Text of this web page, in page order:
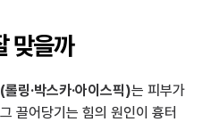
맞을까
링·박스카·아이스픽)는 피부가
끌어당기는 힘의 원인이 흉터